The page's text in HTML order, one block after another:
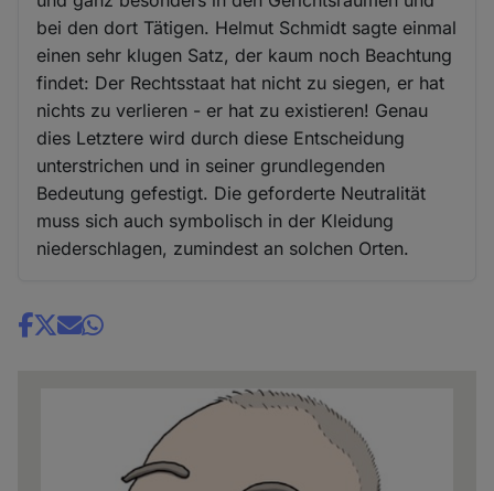
bei den dort Tätigen. Helmut Schmidt sagte einmal
einen sehr klugen Satz, der kaum noch Beachtung
findet: Der Rechtsstaat hat nicht zu siegen, er hat
nichts zu verlieren - er hat zu existieren! Genau
dies Letztere wird durch diese Entscheidung
unterstrichen und in seiner grundlegenden
Bedeutung gefestigt. Die geforderte Neutralität
muss sich auch symbolisch in der Kleidung
niederschlagen, zumindest an solchen Orten.
Share